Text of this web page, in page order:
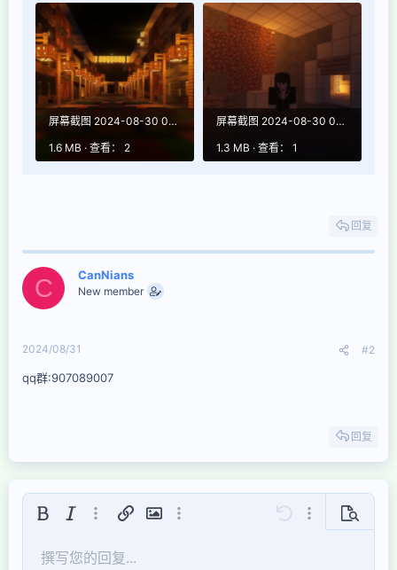
屏幕截图 2024-08-30 032009.png
1.6 MB · 查看： 2
屏幕截图 2024-08-30 031930.png
1.3 MB · 查看： 1
回复
C CanNians
New member
2024/08/31 #2
qq群:907089007
回复
粗体 斜体 更多选项...插入链接插入图片更多选项... 还原 更多选项...
预览
字号
9
文本颜色
字体集
表情符号
引用 视频 插入表格
重做 切换BB代码
移除格式
草稿
撰写您的回复...